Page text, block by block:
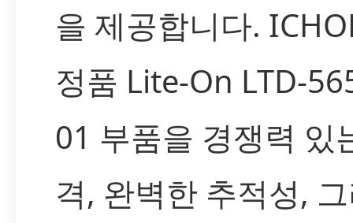
을 제공합니다.
정품 Lite-On LTD-
01 부품을 경쟁력 있
격, 완벽한 추적성,